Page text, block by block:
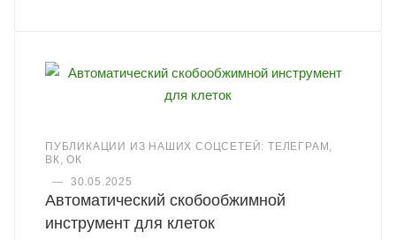
ПУБЛИКАЦИИ ИЗ НАШИХ СОЦСЕТЕЙ: ТЕЛЕГРАМ,
ВК, ОК
—
30.05.2025
Автоматический скобообжимной
инструмент для клеток